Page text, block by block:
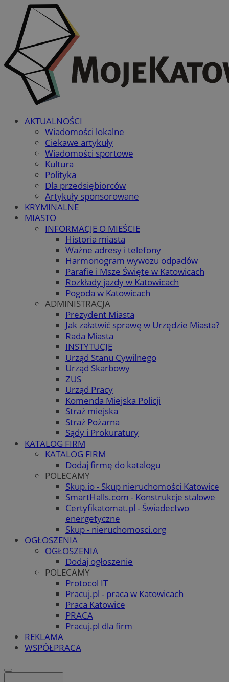
AKTUALNOŚCI
Wiadomości lokalne
Ciekawe artykuły
Wiadomości sportowe
Kultura
Polityka
Dla przedsiębiorców
Artykuły sponsorowane
KRYMINALNE
MIASTO
INFORMACJE O MIEŚCIE
Historia miasta
Ważne adresy i telefony
Harmonogram wywozu odpadów
Parafie i Msze Święte w Katowicach
Rozkłady jazdy w Katowicach
Pogoda w Katowicach
ADMINISTRACJA
Prezydent Miasta
Jak załatwić sprawę w Urzędzie Miasta?
Rada Miasta
INSTYTUCJE
Urząd Stanu Cywilnego
Urząd Skarbowy
ZUS
Urząd Pracy
Komenda Miejska Policji
Straż miejska
Straż Pożarna
Sądy i Prokuratury
KATALOG FIRM
KATALOG FIRM
Dodaj firmę do katalogu
POLECAMY
Skup.io - Skup nieruchomości Katowice
SmartHalls.com - Konstrukcje stalowe
Certyfikatomat.pl - Świadectwo
energetyczne
Skup - nieruchomosci.org
OGŁOSZENIA
OGŁOSZENIA
Dodaj ogłoszenie
POLECAMY
Protocol IT
Pracuj.pl - praca w Katowicach
Praca Katowice
PRACA
Pracuj.pl dla firm
REKLAMA
WSPÓŁPRACA